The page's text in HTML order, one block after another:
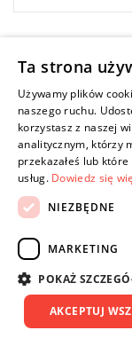
-12% NOWOŚĆ
Ta strona
Używamy plików
naszego ruchu.
korzystasz z naszej
analitycznym, którzy
przekazałeś lub
usług. Dowiedz się
NIEZBĘDNE
MARKETING
POKAŻ
AKCEPTUJ